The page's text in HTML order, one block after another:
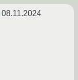
08.11.2024